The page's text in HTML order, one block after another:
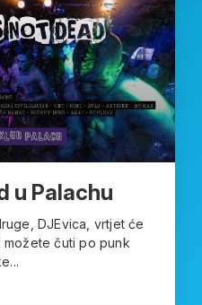
u Palachu
DJEvica, vrtjet će
čuti po punk